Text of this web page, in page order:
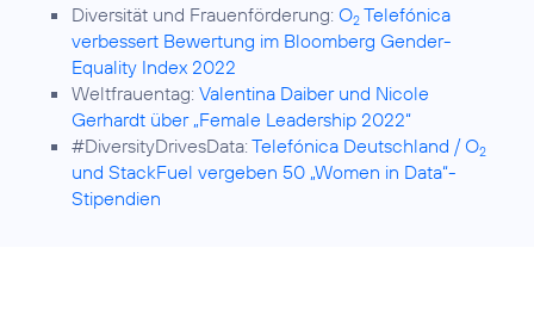
Diversität und Frauenförderung: O2 Telefónica
verbessert Bewertung im Bloomberg Gender-
Equality Index 2022
Weltfrauentag: Valentina Daiber und Nicole
Gerhardt über „Female Leadership 2022“
#DiversityDrivesData:Telefónica Deutschland / O2
und StackFuel vergeben 50 „Women in Data“-
Stipendien